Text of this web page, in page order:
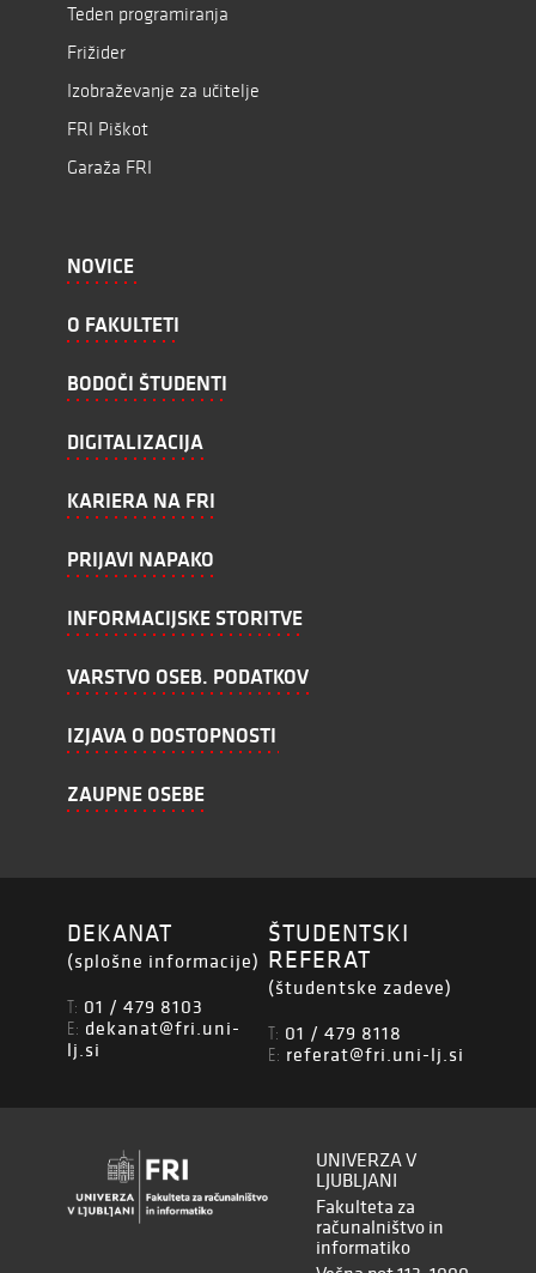
Teden programiranja
Frižider
Izobraževanje za učitelje
FRI Piškot
Garaža FRI
NOVICE
O FAKULTETI
BODOČI ŠTUDENTI
DIGITALIZACIJA
KARIERA NA FRI
PRIJAVI NAPAKO
INFORMACIJSKE STORITVE
VARSTVO OSEB. PODATKOV
IZJAVA O DOSTOPNOSTI
ZAUPNE OSEBE
DEKANAT
(splošne informacije)
T: 01 / 479 8103
E: dekanat@fri.uni-
lj.si
ŠTUDENTSKI
REFERAT
(študentske zadeve)
T: 01 / 479 8118
E: referat@fri.uni-lj.si
UNIVERZA V
LJUBLJANI
Fakulteta za
računalništvo in
informatiko